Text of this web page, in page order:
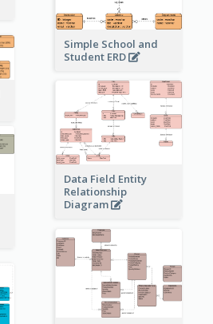
Simple School and
Student ERD
Data Field Entity
Relationship
Diagram